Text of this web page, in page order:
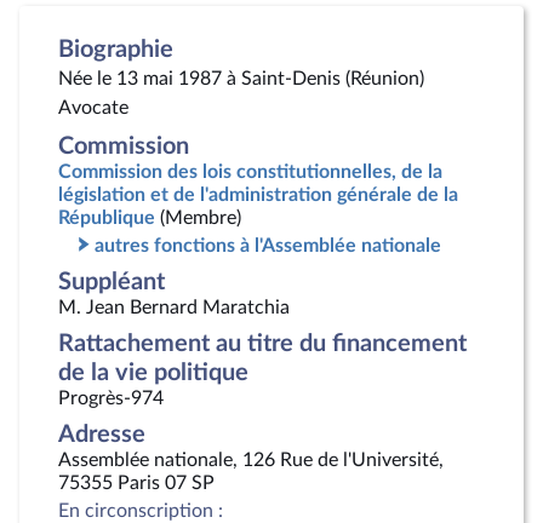
Biographie
Née le 13 mai 1987 à Saint-Denis (Réunion)
Avocate
Commission
Commission des lois constitutionnelles, de la
législation et de l'administration générale de la
République (Membre)
autres fonctions à l'Assemblée nationale
Suppléant
M. Jean Bernard Maratchia
Rattachement au titre du financement
de la vie politique
Progrès-974
Adresse
Assemblée nationale, 126 Rue de l'Université,
75355 Paris 07 SP
En circonscription :